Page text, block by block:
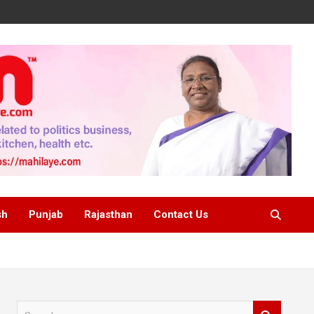
Punjab Rajasthan Contact Us